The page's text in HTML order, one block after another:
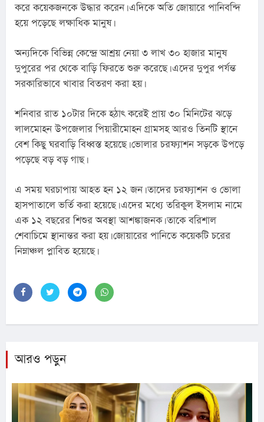
করে কয়েকজনকে উদ্ধার করেন। এদিকে অতি জোয়ারে পানিবন্দি
হয়ে পড়েছে লক্ষাধিক মানুষ।
অন্যদিকে বিভিন্ন কেন্দ্রে আশ্রয় নেয়া ৩ লাখ ৩০ হাজার মানুষ
দুপুরের পর থেকে বাড়ি ফিরতে শুরু করেছে। এদের দুপুর পর্যন্ত
সরকারিভাবে খাবার বিতরণ করা হয়।
শনিবার রাত ১০টার দিকে হঠাৎ করেই প্রায় ৩০ মিনিটের ঝড়ে
লালমোহন উপজেলার পিয়ারীমোহন গ্রামসহ আরও তিনটি স্থানে
বেশ কিছু ঘরবাড়ি বিধ্বস্ত হয়েছে। ভোলার চরফ্যাশন সড়কে উপড়ে
পড়েছে বড় বড় গাছ।
এ সময় ঘরচাপায় আহত হন ১২ জন। তাদের চরফ্যাশন ও ভোলা
হাসপাতালে ভর্তি করা হয়েছে। এদের মধ্যে তরিকুল ইসলাম নামে
এক ১২ বছরের শিশুর অবস্থা আশঙ্কাজনক। তাকে বরিশাল
শেবাচিমে স্থানান্তর করা হয়। জোয়ারের পানিতে কয়েকটি চরের
নিম্নাঞ্চল প্লাবিত হয়েছে।
আরও পড়ুন